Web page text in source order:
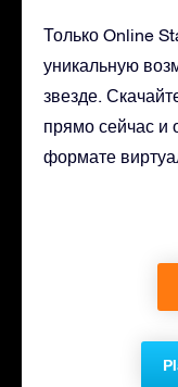
Только Online
уникальную
звезде.
прямо сейчас и
формате